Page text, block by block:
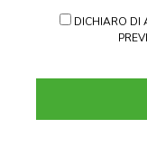
DICHIARO DI